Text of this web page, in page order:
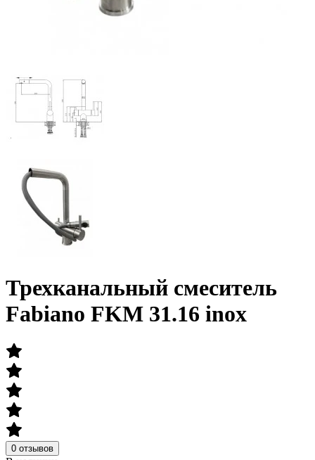
Трехканальный смеситель
Fabiano FKM 31.16 inox
0 отзывов